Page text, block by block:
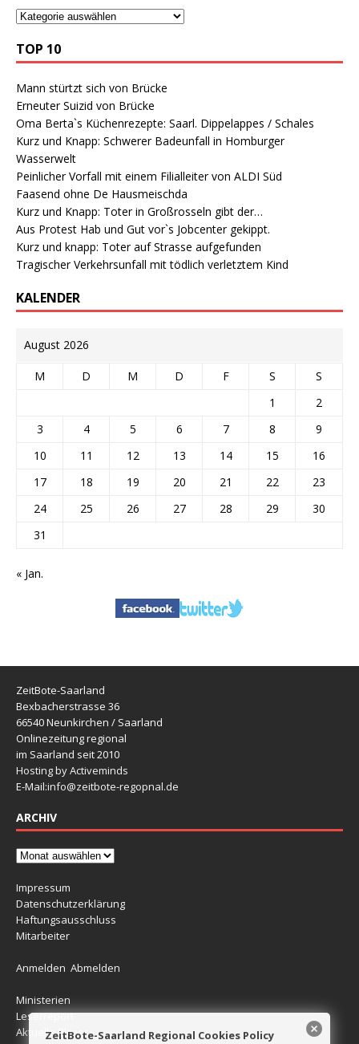
TOP 10
Mann stürtzt sich von Brücke
Erneuter Suizid von Brücke
Oma Berta`s Küchenrezepte: Saarl. Dippelappes / Schales
Kurz und Knapp: Schwerer Badeunfall in Homburger
Wasserwelt
Peinlicher Vorfall mit einem Filialleiter von ALDI Süd
Faasend ohne De Hausmeischda
Kurz und Knapp: Toter in Großrosseln gibt der…
Aus Protest Hab und Gut vor`s Jobcenter gekippt.
Kurz und knapp: Toter auf Strasse aufgefunden
Tragischer Verkehrsunfall mit tödlich verletztem Kind
KALENDER
August 2026
M D M D F S
S
1
2
3
4 5 6 7 8
9
10
11 12 13 14 15
16
17
18 19 20 21 22
23
24
25 26 27 28 29
30
31
« Jan.
ZeitBote-Saarland
Bexbacherstrasse 36
66540 Neunkirchen / Saarland
Onlinezeitung regional
im Saarland seit 2010
Hosting by Activeminds
E-Mail:info@zeitbote-regopnal.de
ARCHIV
Impressum
Datenschutzerklärung
Haftungsausschluss
Mitarbeiter
Anmelden Abmelden
Ministerien
Leserreport
Aktuelle Blitzer
ZeitBote-Saarland Regional Cookies Policy